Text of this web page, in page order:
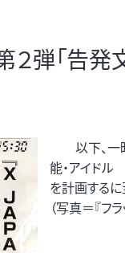
弾「告発文
以下、一昨
能・アイドル
を計画するに
（写真＝『フ